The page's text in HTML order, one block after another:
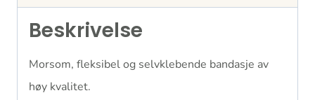
Beskrivelse
Morsom, fleksibel og selvklebende bandasje av
høy kvalitet.